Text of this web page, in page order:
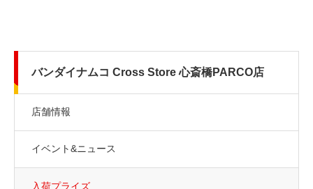
バンダイナムコ Cross Store 心斎橋PARCO店
店舗情報
イベント&ニュース
入荷プライズ